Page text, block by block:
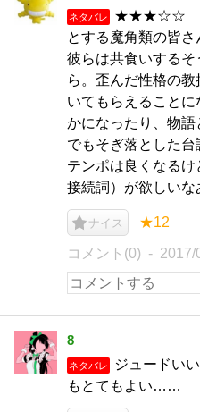
ネタバレ
★★★☆☆ 相
とする魔角類の皆
彼らは共食いする
ら。歪んだ性格の
いてもらえること
かになったり、物語
でもそぎ落とした台
テンポは良くなる
接続詞）が欲しいな
ナイス ★12
コメント(0) 2017/
8
ネタバレ
ジュードい
もとてもよい……